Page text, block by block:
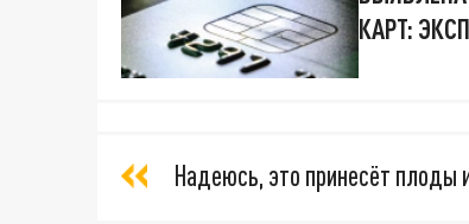
КАРТ:
Надеюсь, это принесёт плоды